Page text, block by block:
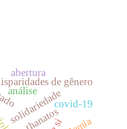
solidariedade
thanatos
de gênero
covid-19
abertura
análise